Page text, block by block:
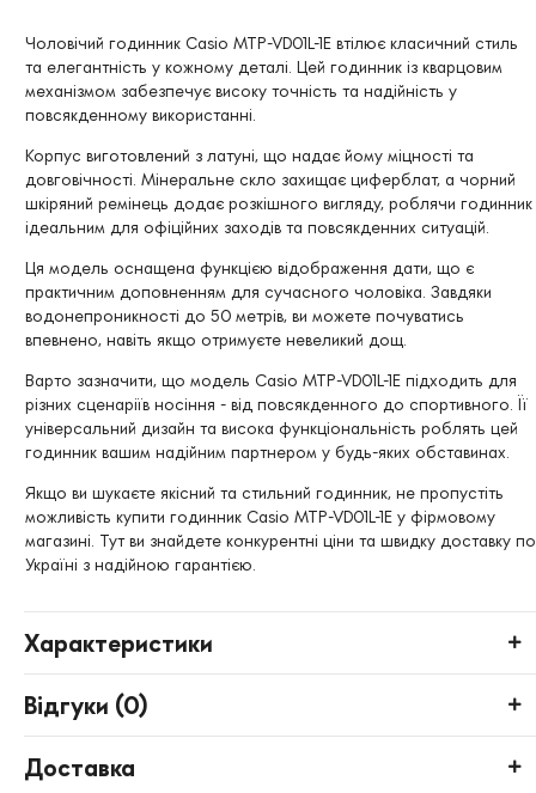
Чоловічий годинник Casio MTP-VD01L-1E втілює класичний стиль
та елегантність у кожному деталі. Цей годинник із кварцовим
механізмом забезпечує високу точність та надійність у
повсякденному використанні.
Корпус виготовлений з латуні, що надає йому міцності та
довговічності. Мінеральне скло захищає циферблат, а чорний
шкіряний ремінець додає розкішного вигляду, роблячи годинник
ідеальним для офіційних заходів та повсякденних ситуацій.
Ця модель оснащена функцією відображення дати, що є
практичним доповненням для сучасного чоловіка. Завдяки
водонепроникності до 50 метрів, ви можете почуватись
впевнено, навіть якщо отримуєте невеликий дощ.
Варто зазначити, що модель Casio MTP-VD01L-1E підходить для
різних сценаріїв носіння - від повсякденного до спортивного. Її
універсальний дизайн та висока функціональність роблять цей
годинник вашим надійним партнером у будь-яких обставинах.
Якщо ви шукаєте якісний та стильний годинник, не пропустіть
можливість купити годинник Casio MTP-VD01L-1E у фірмовому
магазині. Тут ви знайдете конкурентні ціни та швидку доставку по
Україні з надійною гарантією.
Характеристики
Відгуки (0)
Доставка